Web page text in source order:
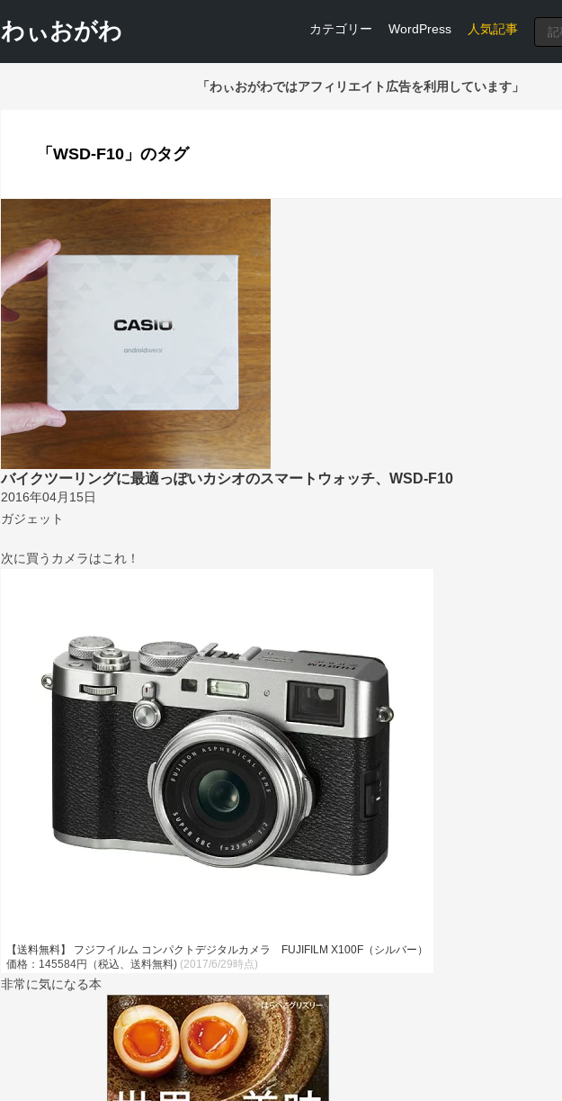
わぃおがわ カテゴリー WordPress 人気記事
「わぃおがわではアフィリエイト広告を利用しています」
「WSD-F10」のタグ
バイクツーリングに最適っぽいカシオのスマートウォッチ、WSD-F10
2016年04月15日
ガジェット
次に買うカメラはこれ！
【送料無料】 フジフイルム コンパクトデジタルカメラ FUJIFILM X100F（シルバー）
価格：145584円（税込、送料無料) (2017/6/29時点)
非常に気になる本